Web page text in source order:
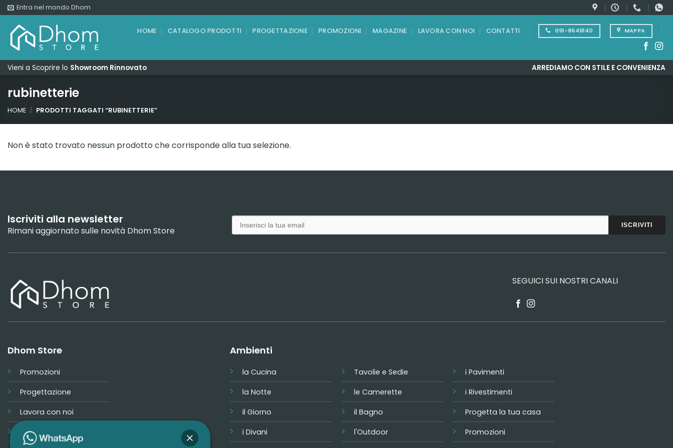
Salta
ai
contenuti
Entra nel mondo Dhom
HOME CATALOGO PRODOTTI PROGETTAZIONE PROMOZIONI MAGAZINE LAVORA CON NOI CONTATTI 091-8649140 MAPPA
Vieni a Scoprire lo Showroom Rinnovato ARREDIAMO CON STILE E CONVENIENZA
rubinetterie
HOME / PRODOTTI TAGGATI “RUBINETTERIE”
Non è stato trovato nessun prodotto che corrisponde alla tua selezione.
Iscriviti alla newsletter
Rimani aggiornato sulle novità Dhom Store
SEGUICI SUI NOSTRI CANALI
Dhom Store
Promozioni
Progettazione
Lavora con noi
Contatti
Ambienti
la Cucina
la Notte
il Giorno
i Divani
Tavolie e Sedie
le Camerette
il Bagno
l'Outdoor
i Pavimenti
i Rivestimenti
Progetta la tua casa
Promozioni